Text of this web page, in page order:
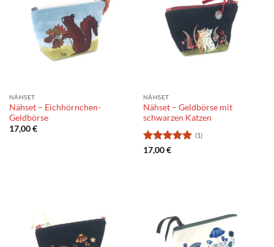
NÄHSET
Nähset – Eichhörnchen-
Geldbörse
17,00€
NÄHSET
Nähset – Geldbörse mit
schwarzen Katzen
Bewertung:
(1)
17,00€